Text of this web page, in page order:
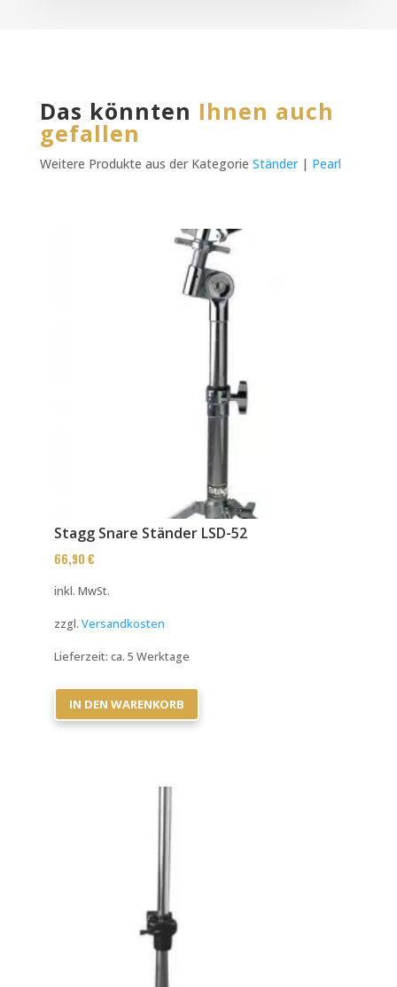
Das könnten Ihnen auch
gefallen
Weitere Produkte aus der Kategorie Ständer| Pearl
Stagg Snare Ständer LSD-52
66,90 €
inkl. MwSt.
zzgl. Versandkosten
Lieferzeit: ca. 5 Werktage
IN DEN WARENKORB